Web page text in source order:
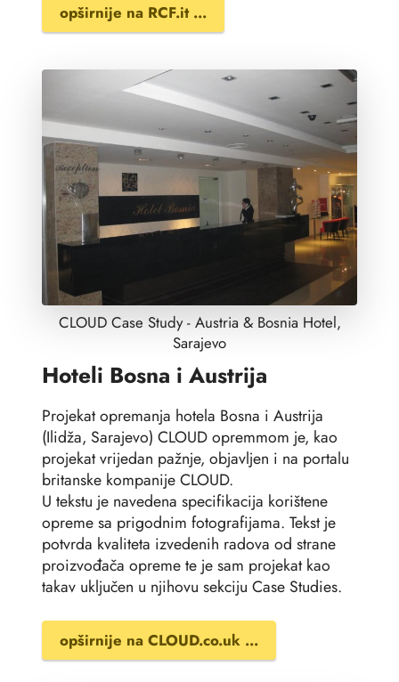
opširnije na RCF.it ...
CLOUD Case Study - Austria & Bosnia Hotel,
Sarajevo
Hoteli Bosna i Austrija
Projekat opremanja hotela Bosna i Austrija
(Ilidža, Sarajevo) CLOUD opremmom je, kao
projekat vrijedan pažnje, objavljen i na portalu
britanske kompanije CLOUD.
U tekstu je navedena specifikacija korištene
opreme sa prigodnim fotografijama. Tekst je
potvrda kvaliteta izvedenih radova od strane
proizvođača opreme te je sam projekat kao
takav uključen u njihovu sekciju Case Studies.
opširnije na CLOUD.co.uk ...